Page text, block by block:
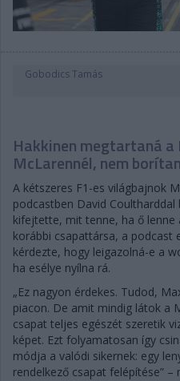
Gobodics Tamás
Hakkinen megtartaná
McLarennél, nem
A kétszeres F1-es világbajnok
podcastben David
kifejtette, mit tenne, ha ő lenne
korábbi csapattársa, a podcast
kérdezte, hogy leigazolná-e a
ha esélye nyílna rá.
„Ez nagyon érdekes. Tudod,
piacon. De amit mindig látok a
csapat teljes egészét szeretik
képet. Ezt folyamatosan így
módja a valódi sikernek: egy
rendelkező csapat felépítése” –